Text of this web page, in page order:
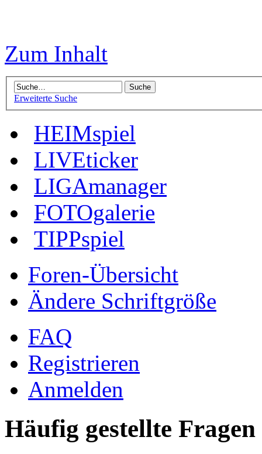
Zum Inhalt
Erweiterte Suche
HEIMspiel
LIVEticker
LIGAmanager
FOTOgalerie
TIPPspiel
Foren-Übersicht
Ändere Schriftgröße
FAQ
Registrieren
Anmelden
Häufig gestellte Fragen